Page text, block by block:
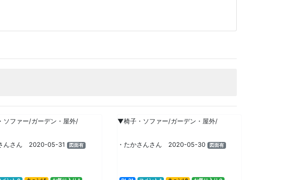
ソファー/ガーデン・屋外/
んさん 2020-05-31 図面有
▼椅子・ソファー/ガーデン・屋外/
・たかさんさん 2020-05-30 図面有